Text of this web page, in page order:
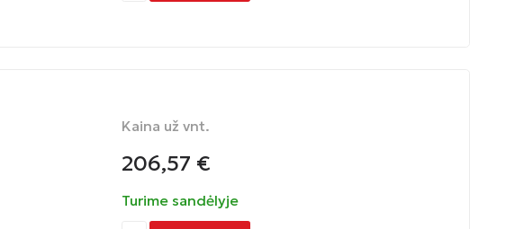
Kaina už vnt.
206,57 €
Turime sandėlyje